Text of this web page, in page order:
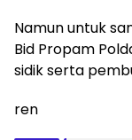
Namun untuk
Bid Propam
sidik serta
ren